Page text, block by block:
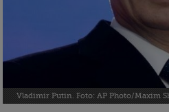
Vladimir Putin. Foto: AP Photo/Maxim